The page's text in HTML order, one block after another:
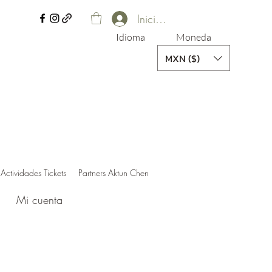
Idioma Moneda
MXN ($)
Iniciar sesión
Actividades Tickets Partners Aktun Chen
Mi cuenta